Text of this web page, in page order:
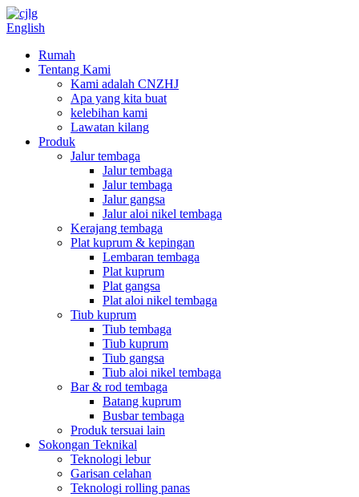
English
Rumah
Tentang Kami
Kami adalah CNZHJ
Apa yang kita buat
kelebihan kami
Lawatan kilang
Produk
Jalur tembaga
Jalur tembaga
Jalur tembaga
Jalur gangsa
Jalur aloi nikel tembaga
Kerajang tembaga
Plat kuprum & kepingan
Lembaran tembaga
Plat kuprum
Plat gangsa
Plat aloi nikel tembaga
Tiub kuprum
Tiub tembaga
Tiub kuprum
Tiub gangsa
Tiub aloi nikel tembaga
Bar & rod tembaga
Batang kuprum
Busbar tembaga
Produk tersuai lain
Sokongan Teknikal
Teknologi lebur
Garisan celahan
Teknologi rolling panas